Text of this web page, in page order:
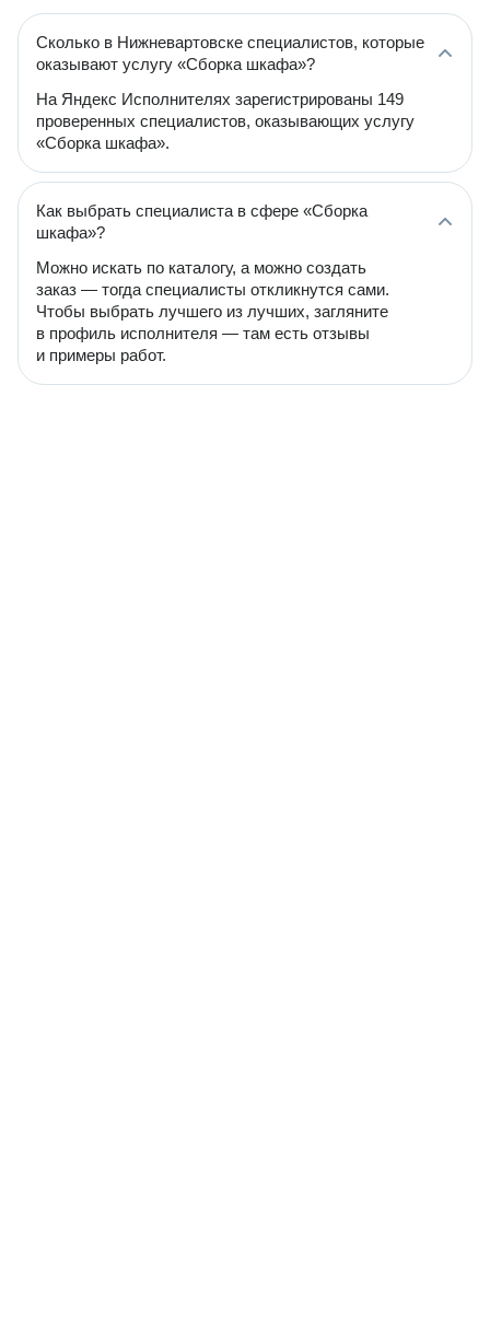
Сколько в Нижневартовске специалистов, которые
оказывают услугу «Сборка шкафа»?
На Яндекс Исполнителях зарегистрированы 149
проверенных специалистов, оказывающих услугу
«Сборка шкафа».
Как выбрать специалиста в сфере «Сборка
шкафа»?
Можно искать по каталогу, а можно создать
заказ — тогда специалисты откликнутся сами.
Чтобы выбрать лучшего из лучших, загляните
в профиль исполнителя — там есть отзывы
и примеры работ.